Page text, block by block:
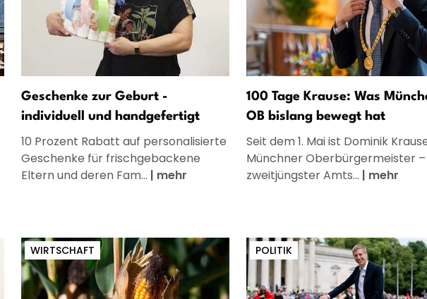
Geschenke zur Geburt -
individuell und handgefertigt
10 Prozent Rabatt auf personalisierte
Geschenke für frischgebackene
Eltern und deren Fam... | mehr
100 Tage Krause: Was
OB bislang bewegt hat
Seit dem 1. Mai ist Dominik
Münchner Oberbürgermeister –
zweitjüngster Amts... | mehr
WIRTSCHAFT POLITIK